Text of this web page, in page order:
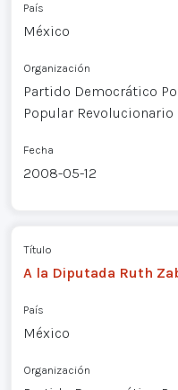
País
México
Organización
Partido Democrático
Popular Revolucionario
Fecha
2008-05-12
Título
A la Diputada Ruth
País
México
Organización